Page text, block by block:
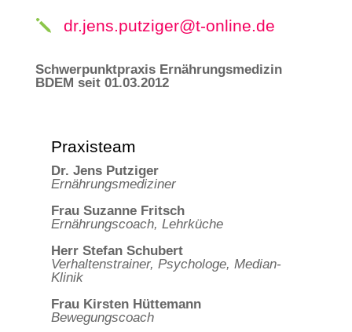
j dr.jens.putziger@t-online.de
Schwerpunktpraxis Ernährungsmedizin
BDEM seit 01.03.2012
Praxisteam
Dr. Jens Putziger
Ernährungsmediziner
Frau Suzanne Fritsch
Ernährungscoach, Lehrküche
Herr Stefan Schubert
Verhaltenstrainer, Psychologe, Median-
Klinik
Frau Kirsten Hüttemann
Bewegungscoach